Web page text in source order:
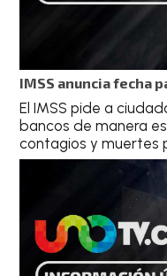
IMSS anuncia fecha
El IMSS pide a
bancos de manera
contagios y muertes